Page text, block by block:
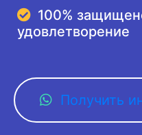
100%
удовлетворение
Получить